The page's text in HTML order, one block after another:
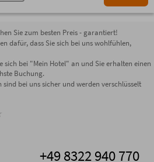
Sie zum besten Preis - garantiert!
dafür, dass Sie sich bei uns wohlfühlen,
sich bei "Mein Hotel" an und Sie erhalten einen
Buchung.
bei uns sicher und werden verschlüsselt
+49 8322 940 770